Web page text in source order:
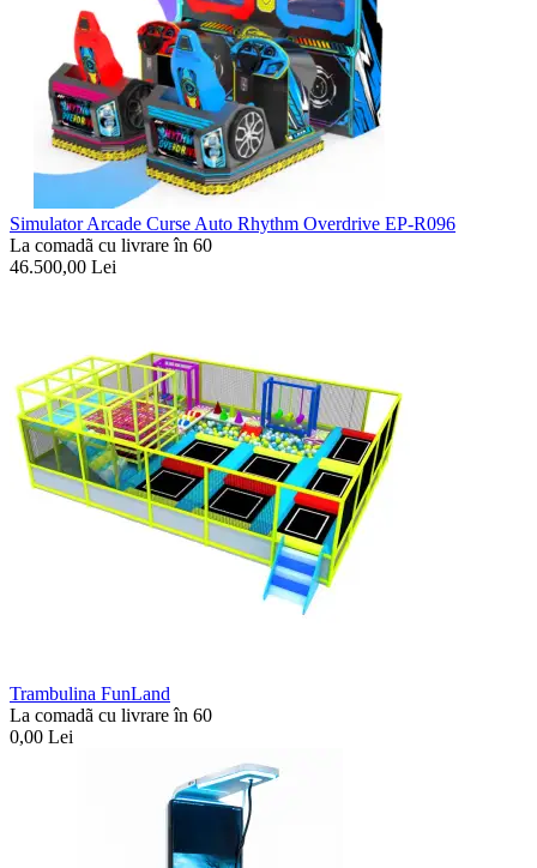
Simulator Arcade Curse Auto Rhythm Overdrive EP-R096
La comadã cu livrare în 60
46.500,00 Lei
Trambulina FunLand
La comadã cu livrare în 60
0,00 Lei